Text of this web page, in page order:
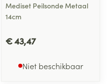
Mediset Peilsonde Metaal
14cm
€ 43,47
Niet beschikbaar